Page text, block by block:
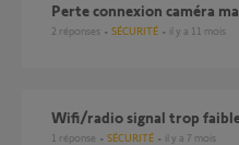
Perte connexion caméra
2 réponses SÉCURITÉ il y a 11 mois
Wifi/radio signal trop
1 réponse SÉCURITÉ il y a 7 mois